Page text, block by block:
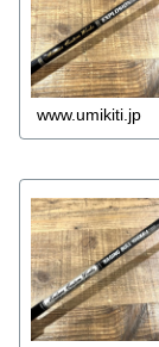
www.umikiti.jp